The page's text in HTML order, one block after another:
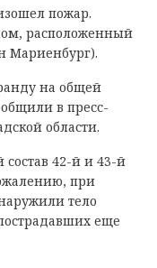
пожар.
расположенный
Мариенбург).
на общей
в пресс-
области.
42-й и 43-й
при
тело
еще